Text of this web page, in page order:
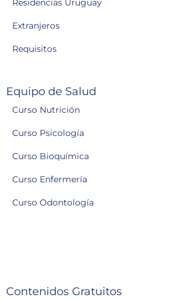
Residencias Uruguay
Extranjeros
Requisitos
Equipo de Salud
Curso Nutrición
Curso Psicología
Curso Bioquímica
Curso Enfermería
Curso Odontología
Contenidos Gratuitos